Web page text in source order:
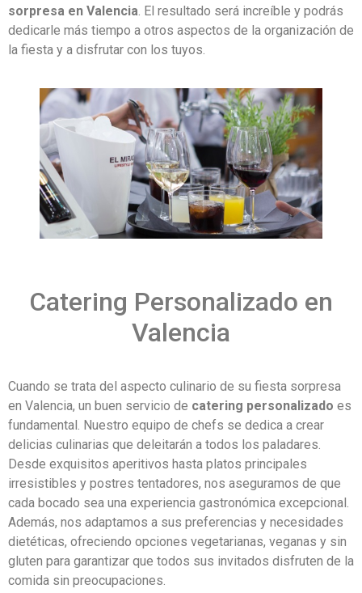
sorpresa en Valencia . El resultado será increíble y podrás
dedicarle más tiempo a otros aspectos de la organización de
la fiesta y a disfrutar con los tuyos.
Catering Personalizado en
Valencia
Cuando se trata del aspecto culinario de su fiesta sorpresa
en Valencia, un buen servicio de catering personalizado es
fundamental. Nuestro equipo de chefs se dedica a crear
delicias culinarias que deleitarán a todos los paladares.
Desde exquisitos aperitivos hasta platos principales
irresistibles y postres tentadores, nos aseguramos de que
cada bocado sea una experiencia gastronómica excepcional.
Además, nos adaptamos a sus preferencias y necesidades
dietéticas, ofreciendo opciones vegetarianas, veganas y sin
gluten para garantizar que todos sus invitados disfruten de la
comida sin preocupaciones.